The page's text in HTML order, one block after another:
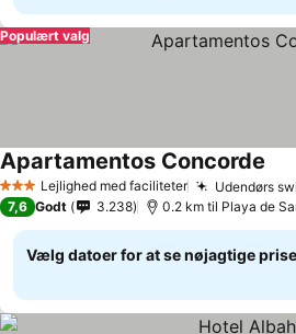
Populært valg
3 StjernerLejlighed med faciliteter Udendørs
Apartamentos Concorde
7,6 Godt 3.238 0.2 km til Playa de
Vælg datoer for at se nøjagtige